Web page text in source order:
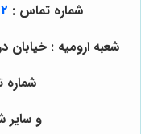
شماره تماس :
شعبه ارومیه : خیابان
و سایر